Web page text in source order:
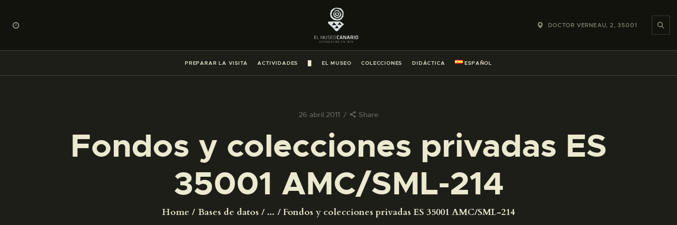
DOCTOR VERNEAU, 2, 35001
PREPARAR LA VISITA ACTIVIDADES EL MUSEO COLECCIONES DIDÁCTICA ESPAÑOL
26 abril 2011 Share
Fondos y colecciones privadas ES
35001 AMC/SML-214
Home Bases de datos ... Fondos y colecciones privadas ES 35001 AMC/SML-214
PREPARAR LA VISITA
ACTIVIDADES
█
COLECCIONES
DIDÁCTICA
ESPAÑOL